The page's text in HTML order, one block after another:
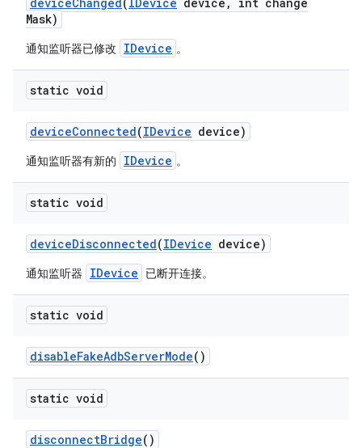
Mask)
通知监听器已修改 IDevice 。
static void
deviceConnected(IDevice device)
通知监听器有新的 IDevice 。
static void
deviceDisconnected(IDevice device)
通知监听器 IDevice 已断开连接。
static void
disableFakeAdbServerMode()
static void
disconnectBridge()